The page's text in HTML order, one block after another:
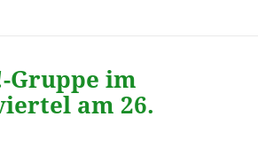
Gruppe im
am 26.